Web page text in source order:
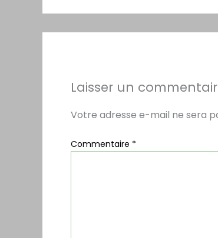
Laisser un
Votre adresse e-mail ne sera
Commentaire *